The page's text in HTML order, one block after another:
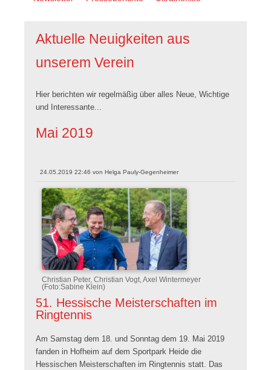
Aktuelle Neuigkeiten aus
unserem Verein
Hier berichten wir regelmäßig über alles Neue, Wichtige
und Interessante...
Mai 2019
24.05.2019 22:46 vonHelga Pauly-Gegenheimer
Christian Peter, Christian Vogt, Axel Wintermeyer
(Foto:Sabine Klein)
51. Hessische Meisterschaften im
Ringtennis
Am Samstag dem 18. und Sonntag dem 19. Mai 2019
fanden in Hofheim auf dem Sportpark Heide die
Hessischen Meisterschaften im Ringtennis statt. Das